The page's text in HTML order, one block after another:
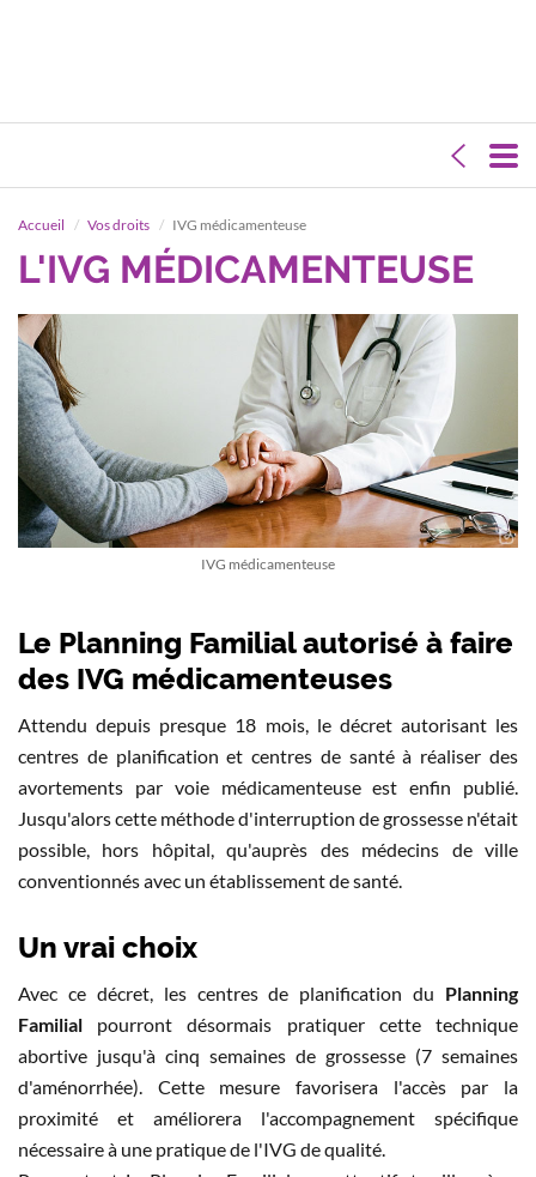
Accueil Vos droits IVG médicamenteuse
L'IVG MÉDICAMENTEUSE
IVG médicamenteuse
Le Planning Familial autorisé à faire
des IVG médicamenteuses
Attendu depuis presque 18 mois, le décret autorisant les
centres de planification et centres de santé à réaliser des
avortements par voie médicamenteuse est enfin publié.
Jusqu'alors cette méthode d'interruption de grossesse n'était
possible, hors hôpital, qu'auprès des médecins de ville
conventionnés avec un établissement de santé.
Un vrai choix
Avec ce décret, les centres de planification du Planning
Familial pourront désormais pratiquer cette technique
abortive jusqu'à cinq semaines de grossesse (7 semaines
d'aménorrhée). Cette mesure favorisera l'accès par la
proximité et améliorera l'accompagnement spécifique
nécessaire à une pratique de l'IVG de qualité.